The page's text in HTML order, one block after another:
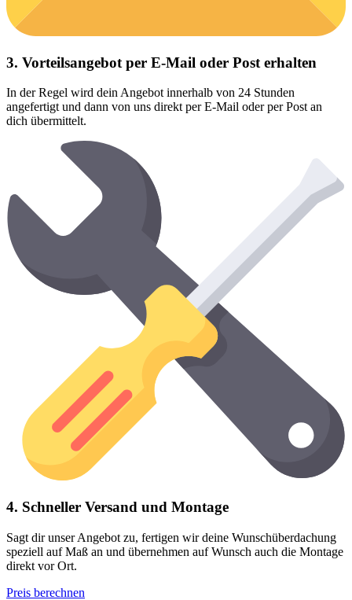
3. Vorteilsangebot per E-Mail oder Post erhalten
In der Regel wird dein Angebot innerhalb von 24 Stunden
angefertigt und dann von uns direkt per E-Mail oder per Post an
dich übermittelt.
4. Schneller Versand und Montage
Sagt dir unser Angebot zu, fertigen wir deine Wunschüberdachung
speziell auf Maß an und übernehmen auf Wunsch auch die Montage
direkt vor Ort.
Preis berechnen